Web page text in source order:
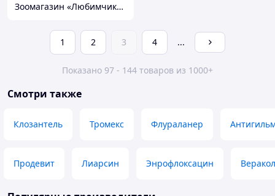
Зоомагазин «Любимчик» г. Тирасполь
1 2 3 4 ...
Показано 97 - 144 товаров из 1000+
Смотри также
Клозантель Тромекс Флураланер
Продевит Лиарсин Энрофлоксацин Веракол